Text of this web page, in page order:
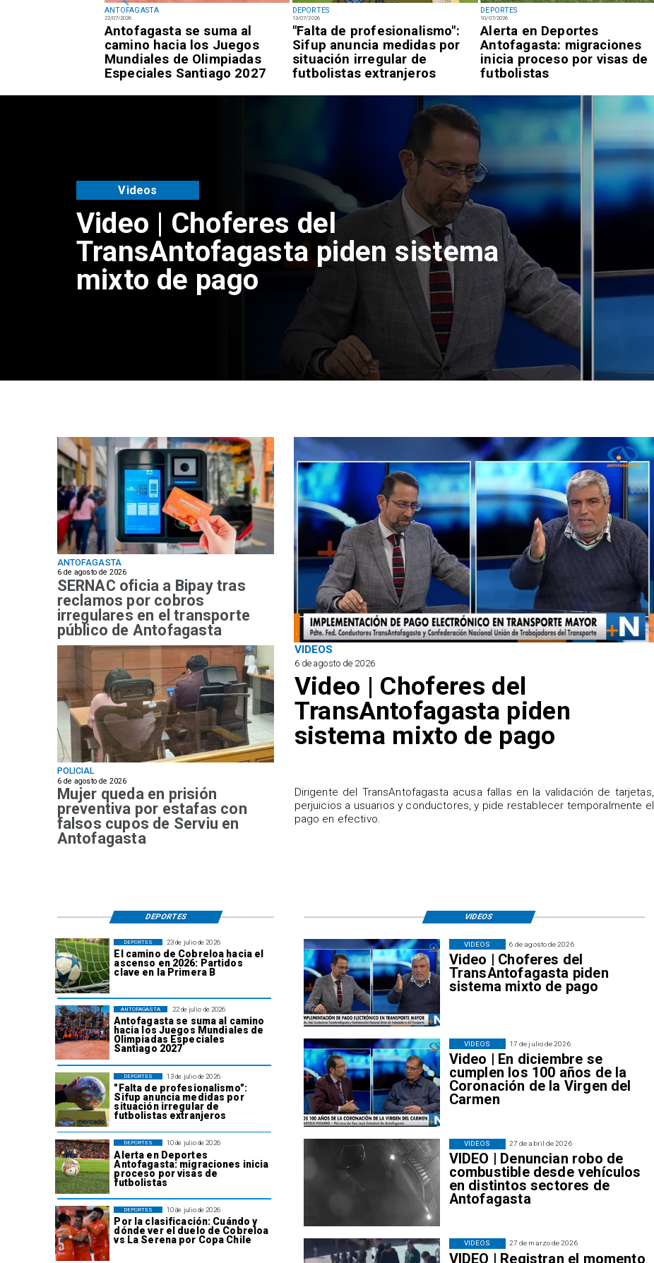
ANTOFAGASTA
22/07/2026
Antofagasta se suma al
camino hacia los Juegos
Mundiales de Olimpiadas
Especiales Santiago 2027
DEPORTES
13/07/2026
"Falta de profesionalismo":
Sifup anuncia medidas por
situación irregular de
futbolistas extranjeros
DEPORTES
10/07/2026
Alerta en Deportes
Antofagasta: migraciones
inicia proceso por visas de
futbolistas
SERNAC oficia a Bipay tras
reclamos por cobros irregulares
en el transporte público de
Antofagasta
ANTOFAGASTA
6 de agosto de 2026
SERNAC oficia a Bipay tras
reclamos por cobros
irregulares en el transporte
público de Antofagasta
VIDEOS
6 de agosto de 2026
Video | Choferes del
TransAntofagasta piden
sistema mixto de pago
​Dirigente del TransAntofagasta acusa fallas en la validación de tarjetas,
perjuicios a usuarios y conductores, y pide restablecer temporalmente el
pago en efectivo.
POLICIAL
6 de agosto de 2026
Mujer queda en prisión
preventiva por estafas con
falsos cupos de Serviu en
Antofagasta
23 de julio de 2026
El camino de Cobreloa hacia el
ascenso en 2026: Partidos
clave en la Primera B
DEPORTES
22 de julio de 2026
Antofagasta se suma al camino
hacia los Juegos Mundiales de
Olimpiadas Especiales
Santiago 2027
ANTOFAGASTA
13 de julio de 2026
"Falta de profesionalismo":
Sifup anuncia medidas por
situación irregular de
futbolistas extranjeros
DEPORTES
10 de julio de 2026
Alerta en Deportes
Antofagasta: migraciones inicia
proceso por visas de
futbolistas
DEPORTES
10 de julio de 2026
Por la clasificación: Cuándo y
dónde ver el duelo de Cobreloa
vs La Serena por Copa Chile
DEPORTES
6 de agosto de 2026
Video | Choferes del
TransAntofagasta piden
sistema mixto de pago
VIDEOS
17 de julio de 2026
Video | En diciembre se
cumplen los 100 años de la
Coronación de la Virgen del
Carmen
VIDEOS
27 de abril de 2026
VIDEO | Denuncian robo de
combustible desde vehículos
en distintos sectores de
Antofagasta
VIDEOS
27 de marzo de 2026
VIDEO | Registran el momento
VIDEOS
VIDEOS
DEPORTES